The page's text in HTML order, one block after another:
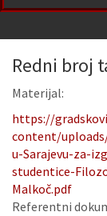
Redni broj
Materijal:
https://
content/
u-Sarajevu-za-
studentice-
Malkoč.pdf
Referentni